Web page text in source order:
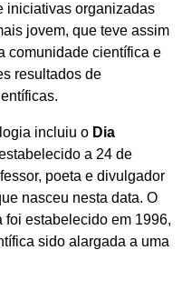
iniciativas organizadas
jovem, que teve assim
comunidade científica e
resultados de
incluiu o Dia
a 24 de
poeta e divulgador
nasceu nesta data. O
estabelecido em 1996,
sido alargada a uma